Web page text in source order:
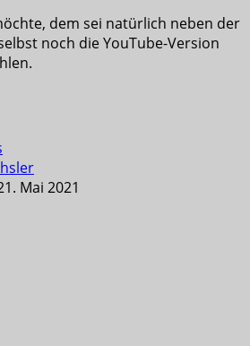
dem sei natürlich neben der
noch die YouTube-Version
Mai 2021